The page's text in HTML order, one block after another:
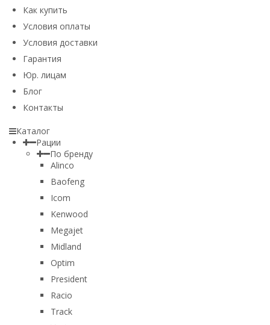
Как купить
Условия оплаты
Условия доставки
Гарантия
Юр. лицам​
Блог
Контакты
Каталог
Рации
По бренду
Alinco
Baofeng
Icom
Kenwood
Megajet
Midland
Optim
President
Racio
Track